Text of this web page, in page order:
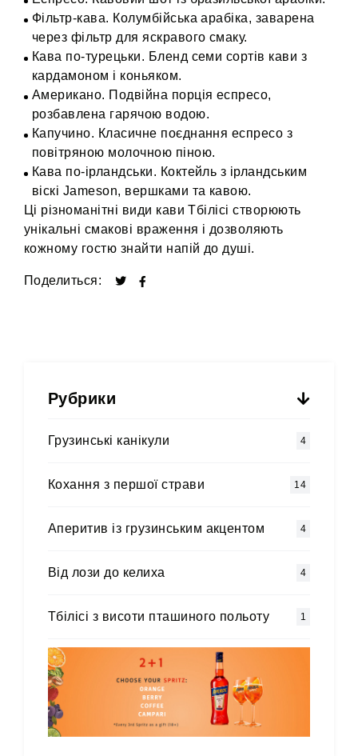
Фільтр-кава. Колумбійська арабіка, заварена
через фільтр для яскравого смаку.
Кава по-турецьки. Бленд семи сортів кави з
кардамоном і коньяком.
Американо. Подвійна порція еспресо,
розбавлена гарячою водою.
Капучино. Класичне поєднання еспресо з
повітряною молочною піною.
Кава по-ірландськи. Коктейль з ірландським
віскі Jameson, вершками та кавою.
Ці різноманітні види кави Тбілісі створюють
унікальні смакові враження і дозволяють
кожному гостю знайти напій до душі.
Поделиться:
Рубрики
Грузинські канікули 4
Кохання з першої страви 14
Аперитив із грузинським акцентом 4
Від лози до келиха 4
Тбілісі з висоти пташиного польоту 1